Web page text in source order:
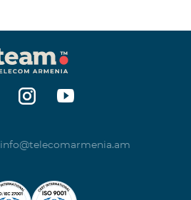
info@telecomarmenia.am